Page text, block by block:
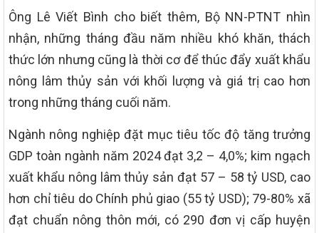
Ông Lê Viết Bình cho biết thêm, Bộ NN-PTNT nhìn
nhận, những tháng đầu năm nhiều khó khăn, thách
thức lớn nhưng cũng là thời cơ để thúc đẩy xuất khẩu
nông lâm thủy sản với khối lượng và giá trị cao hơn
trong những tháng cuối năm.
Ngành nông nghiệp đặt mục tiêu tốc độ tăng trưởng
GDP toàn ngành năm 2024 đạt 3,2 – 4,0%; kim ngạch
xuất khẩu nông lâm thủy sản đạt 57 – 58 tỷ USD, cao
hơn chỉ tiêu do Chính phủ giao (55 tỷ USD); 79-80% xã
đạt chuẩn nông thôn mới, có 290 đơn vị cấp huyện